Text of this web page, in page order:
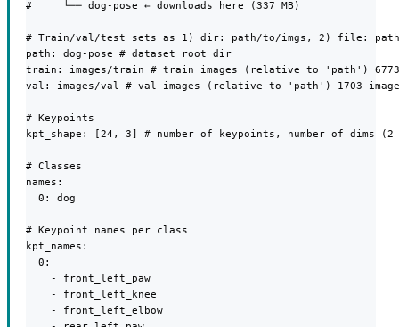
#     └── dog-pose ← downloads here (337 MB)
# Train/val/test sets as 1) dir: path/to/imgs, 2) file:
path: dog-pose # dataset root dir
train: images/train # train images (relative to 'path') 6773
val: images/val # val images (relative to 'path') 1703
# Keypoints
kpt_shape: [24, 3] # number of keypoints, number of
# Classes
names:
  0: dog
# Keypoint names per class
kpt_names:
  0:
    - front_left_paw
    - front_left_knee
    - front_left_elbow